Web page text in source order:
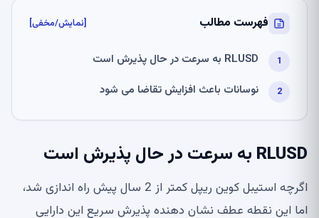
فهرست مطالب [نمایش/مخفی]
RLUSD به سرعت در حال پذیرش است
نوسانات باعث افزایش تقاضا می شود
RLUSD به سرعت در حال پذیرش است
اگرچه استیبل کوین ریپل کمتر از 2 سال پیش راه اندازی شد،
اما این نقطه عطف نشان دهنده پذیرش سریع این دارایی